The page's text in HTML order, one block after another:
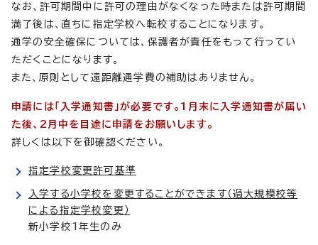
なお、許可期間中に許可の理由がなくなった時または許可期間
満了後は、直ちに指定学校へ転校することになります。
通学の安全確保については、保護者が責任をもって行ってい
ただくことになります。
また、原則として遠距離通学費の補助はありません。
申請には「入学通知書」が必要です。1月末に入学通知書が届い
た後、2月中を目途に申請をお願いします。
詳しくは以下を御確認ください。
指定学校変更許可基準
入学する小学校を変更することができます（過大規模校等
による指定学校変更）
新小学校1年生のみ